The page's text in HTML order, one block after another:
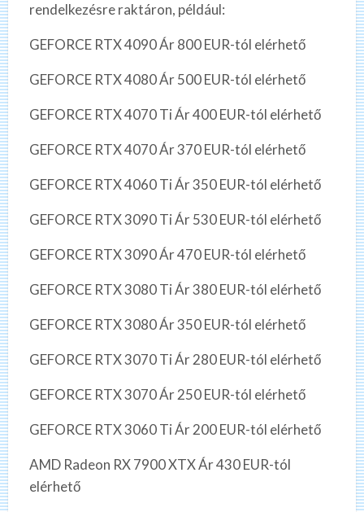
rendelkezésre raktáron, például:
GEFORCE RTX 4090 Ár 800 EUR-tól elérhető
GEFORCE RTX 4080 Ár 500 EUR-tól elérhető
GEFORCE RTX 4070 Ti Ár 400 EUR-tól elérhető
GEFORCE RTX 4070 Ár 370 EUR-tól elérhető
GEFORCE RTX 4060 Ti Ár 350 EUR-tól elérhető
GEFORCE RTX 3090 Ti Ár 530 EUR-tól elérhető
GEFORCE RTX 3090 Ár 470 EUR-tól elérhető
GEFORCE RTX 3080 Ti Ár 380 EUR-tól elérhető
GEFORCE RTX 3080 Ár 350 EUR-tól elérhető
GEFORCE RTX 3070 Ti Ár 280 EUR-tól elérhető
GEFORCE RTX 3070 Ár 250 EUR-tól elérhető
GEFORCE RTX 3060 Ti Ár 200 EUR-tól elérhető
AMD Radeon RX 7900 XTX Ár 430 EUR-tól
elérhető